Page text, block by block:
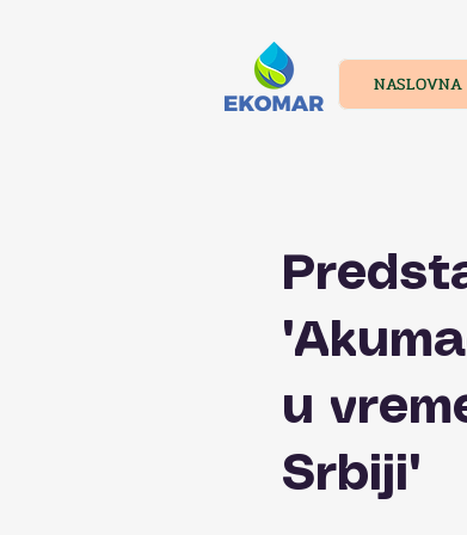
NASLOVNA
u
Srbiji"